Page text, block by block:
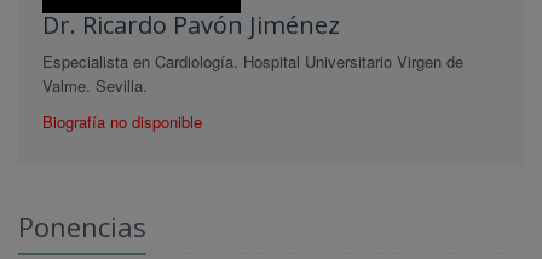
Dr. Ricardo Pavón Jiménez
Especialista en Cardiología. Hospital Universitario Virgen de
Valme. Sevilla.
Biografía no disponible
Ponencias